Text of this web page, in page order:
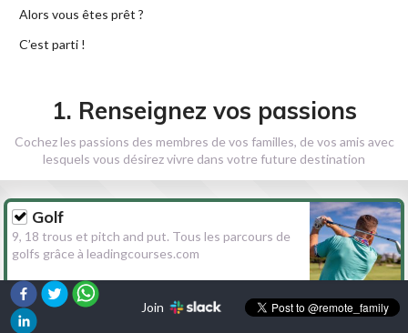
Alors vous êtes prêt ?
C’est parti !
1. Renseignez vos passions
Cochez les passions des membres de vos familles, de vos amis avec
lesquels vous désirez vivre dans votre future destination
Golf
9, 18 trous et pitch and put. Tous les parcours de
golfs grâce à leadingcourses.com
Randonnée
Join